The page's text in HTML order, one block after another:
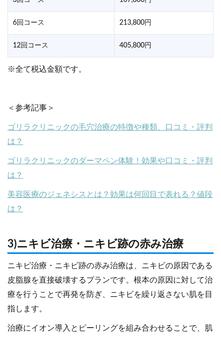
6回コース 213,800円
12回コース 405,800円
※全て税込金額です。
＜参考記事＞
ゴリラクリニックの毛穴治療の特徴や種類、口コミ・評判
は？
ゴリラクリニックのダーマペン体験！効果や口コミ・評判
は？
美容医療のジェネシスとは？効果は何回目で表れる？値段
は？
3)ニキビ治療・ニキビ跡の赤み治療
ニキビ治療・ニキビ跡の赤み治療は、ニキビの原因である
皮脂腺を直接破壊するプランです。根本の原因に対して治
療を行うことで再発を防ぎ、ニキビを繰り返さない肌を目
指します。
治療にイオン導入とピーリングを組み合わせることで、肌